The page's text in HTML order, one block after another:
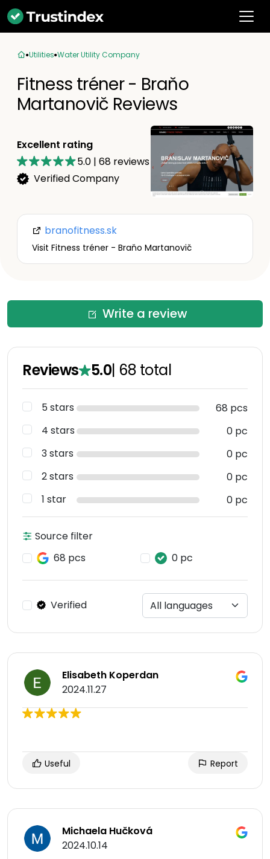
Utilities Water Utility Company
Fitness tréner - Braňo
Martanovič Reviews
Excellent rating
5.0 | 68 reviews
Verified Company
branofitness.sk
Visit Fitness tréner - Braňo Martanovič
Write a review
Reviews 5.0| 68 total
5 stars
68 pcs
4 stars
0 pc
3 stars
0 pc
2 stars
0 pc
1 star
0 pc
Source filter
68 pcs
0 pc
Verified
Elisabeth Koperdan
2024.11.27
Useful Report
Michaela Hučková
2024.10.14